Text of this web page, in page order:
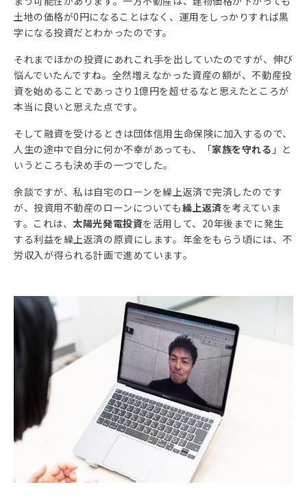
土地の価格が0円になることはなく、運用をしっかりすれば黒
字になる投資だとわかったのです。
それまでほかの投資にあれこれ手を出していたのですが、伸び
悩んでいたんですね。全然増えなかった資産の額が、不動産投
資を始めることであっさり1億円を超せるなと思えたところが
本当に良いと思えた点です。
そして融資を受けるときは団体信用生命保険に加入するので、
人生の途中で自分に何か不幸があっても、「家族を守れる 」と
いうところも決め手の一つでした。
余談ですが、私は自宅のローンを繰上返済で完済したのです
が、投資用不動産のローンについても繰上返済を考えていま
す。これは、太陽光発電投資を活用して、20年後までに発生
する利益を繰上返済の原資にします。年金をもらう頃には、不
労収入が得られる計画で進めています。